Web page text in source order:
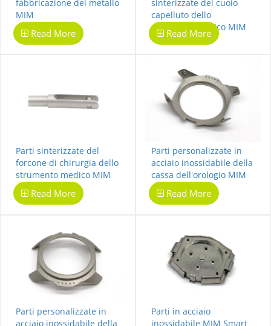
fabbricazione del metallo
MIM
Read More
sinterizzate del cuoio
capelluto dello
strumento medico MIM
Read More
Parti sinterizzate del
forcone di chirurgia dello
strumento medico MIM
Read More
Parti personalizzate in
acciaio inossidabile della
cassa dell'orologio MIM
Read More
Parti personalizzate in
acciaio inossidabile della
Parti in acciaio
inossidabile MIM Smart